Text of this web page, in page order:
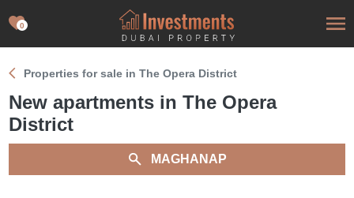
0
Properties for sale in The Opera District
New apartments in The Opera
District
MAGHANAP